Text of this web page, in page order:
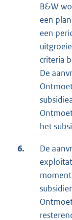
B&W
een
een
criteria
De
het
6.
De